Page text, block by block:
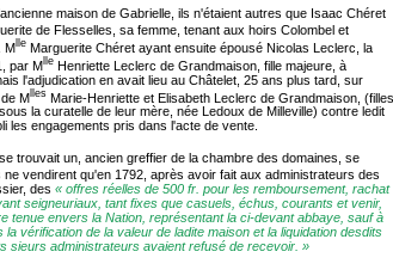
maison de Gabrielle, ils n'étaient autres que Isaac Chéret
de Flesselles, sa femme, tenant aux hoirs Colombel et
MlleMarguerite Chéret ayant ensuite épousé Nicolas Leclerc, la
par MlleHenriette Leclerc de Grandmaison, fille majeure, à
l'adjudication en avait lieu au Châtelet, 25 ans plus tard, sur
MllesMarie-Henriette et Elisabeth Leclerc de Grandmaison, (filles
la curatelle de leur mère, née Ledoux de Milleville) contre ledit
les engagements pris dans l'acte de vente.
trouvait un, ancien greffier de la chambre des domaines, se
vendirent qu'en 1792, après avoir fait aux administrateurs des
des « offres réelles de 500 fr. pour les remboursement, rachat
seigneuriaux, tant fixes que casuels, échus, courants et venir,
tenue envers la Nation, représentant la ci-devant abbaye, sauf à
vérification de la valeur de ladite maison et la liquidation desdits
sieurs administrateurs avaient refusé de recevoir. »